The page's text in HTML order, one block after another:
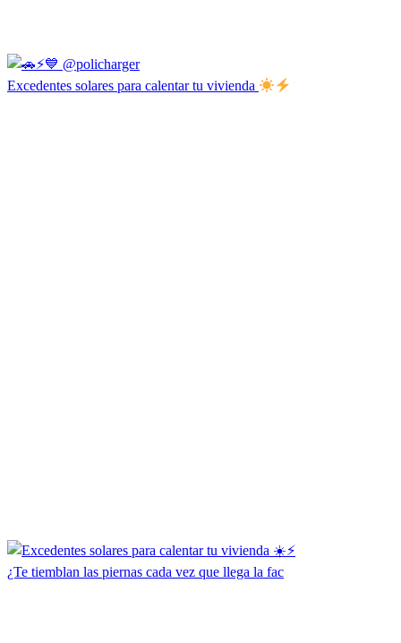
Excedentes solares para calentar tu vivienda
¿Te tiemblan las piernas cada vez que llega la fac